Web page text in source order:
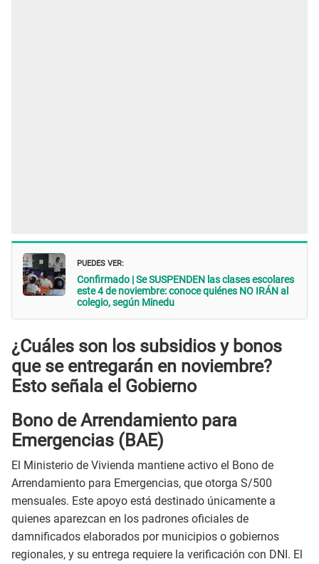
PUEDES VER:
Confirmado | Se SUSPENDEN las clases escolares
este 4 de noviembre: conoce quiénes NO IRÁN al
colegio, según Minedu
¿Cuáles son los subsidios y bonos
que se entregarán en noviembre?
Esto señala el Gobierno
Bono de Arrendamiento para
Emergencias (BAE)
El Ministerio de Vivienda mantiene activo el Bono de
Arrendamiento para Emergencias, que otorga S/500
mensuales. Este apoyo está destinado únicamente a
quienes aparezcan en los padrones oficiales de
damnificados elaborados por municipios o gobiernos
regionales, y su entrega requiere la verificación con DNI. El